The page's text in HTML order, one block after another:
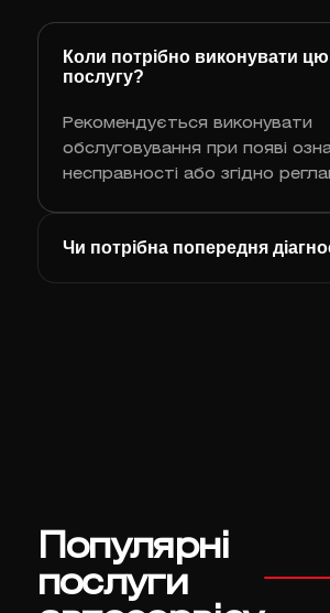
Коли потрібно виконувати цю
послугу?
Рекомендується виконувати
обслуговування при появі
несправності або згідно
Чи потрібна попередня
Популярні
послуги